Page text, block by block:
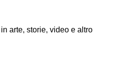
arte, storie, video e altro